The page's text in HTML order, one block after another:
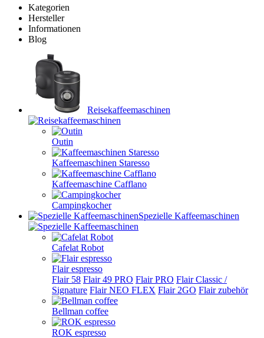
Kategorien
Hersteller
Informationen
Blog
Reisekaffeemaschinen
Outin
Kaffeemaschinen Staresso
Kaffeemaschine Cafflano
Campingkocher
Spezielle Kaffeemaschinen
Cafelat Robot
Flair espresso
Flair 58 Flair 49 PRO Flair PRO Flair Classic /
Signature Flair NEO FLEX Flair 2GO Flair zubehör
Bellman coffee
ROK espresso